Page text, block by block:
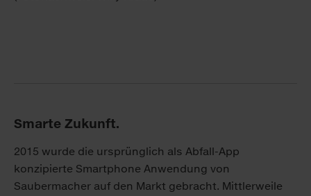
Smarte Zukunft.
2015 wurde die ursprünglich als Abfall-App
konzipierte Smartphone Anwendung von
Saubermacher auf den Markt gebracht. Mittlerweile